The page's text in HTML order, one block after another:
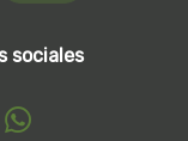
sociales